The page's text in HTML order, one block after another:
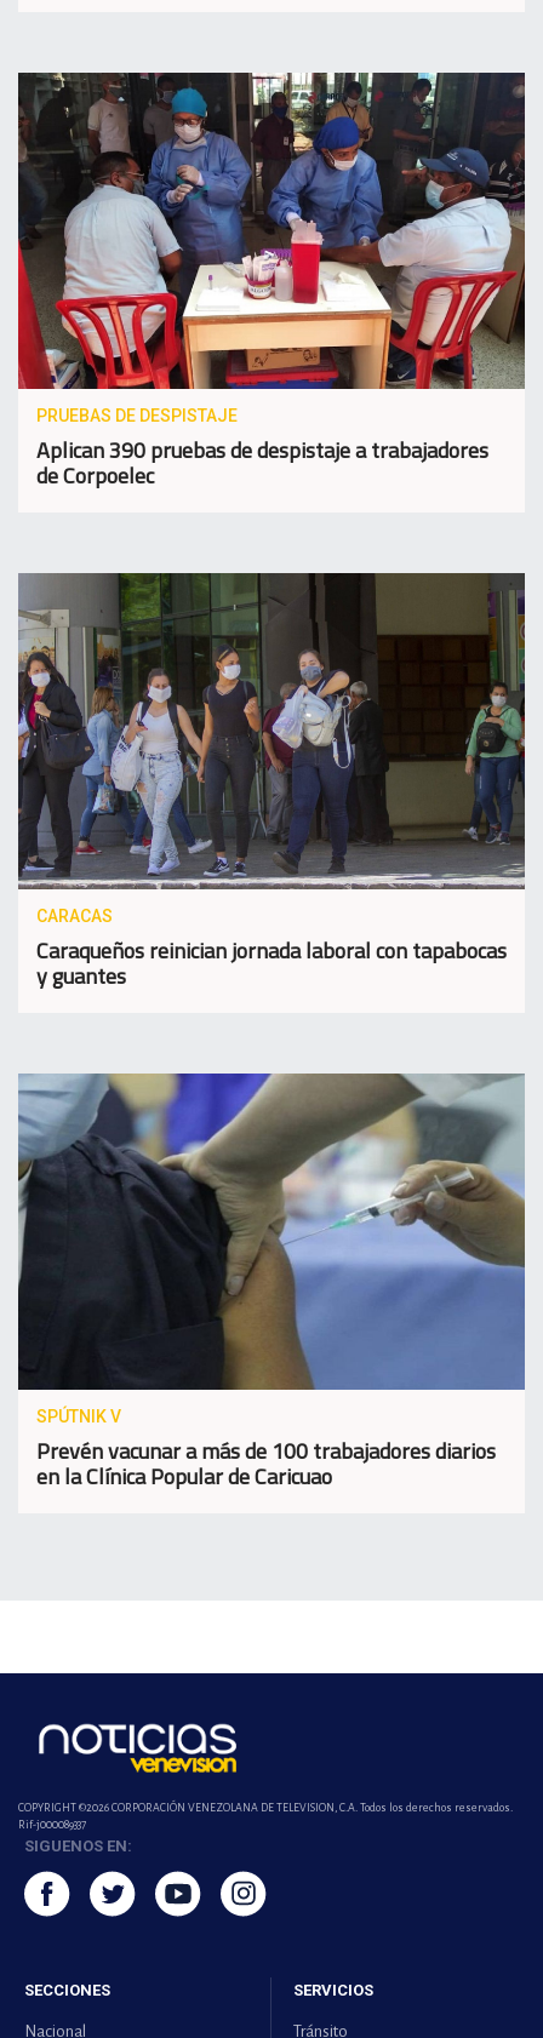
PRUEBAS DE DESPISTAJE
Aplican 390 pruebas de despistaje a trabajadores
de Corpoelec
CARACAS
Caraqueños reinician jornada laboral con tapabocas
y guantes
SPÚTNIK V
Prevén vacunar a más de 100 trabajadores diarios
en la Clínica Popular de Caricuao
COPYRIGHT ©2026 CORPORACIÓN VENEZOLANA DE TELEVISION, C.A. Todos los derechos reservados.
Rif-j000089337
SIGUENOS EN:
SECCIONES
Nacional
SERVICIOS
Tránsito